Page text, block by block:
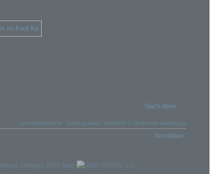
Nach oben
reisen/berlin2005.txt · Zuletzt geändert: 11/04/2016 17:09 (Externe Bearbeitung)
Anmelden